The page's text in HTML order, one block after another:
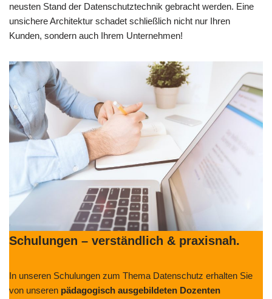
neusten Stand der Datenschutztechnik gebracht werden. Eine
unsichere Architektur schadet schließlich nicht nur Ihren
Kunden, sondern auch Ihrem Unternehmen!
Schulungen – verständlich & praxisnah.
In unseren Schulungen zum Thema Datenschutz erhalten Sie
von unseren pädagogisch ausgebildeten Dozenten